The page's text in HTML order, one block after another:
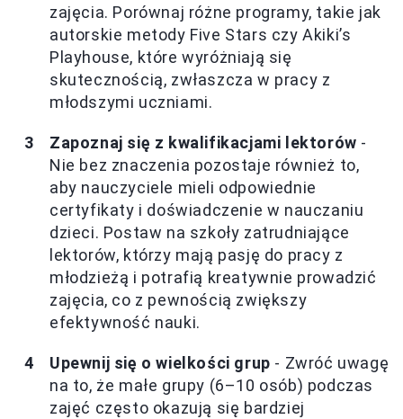
zajęcia. Porównaj różne programy, takie jak
autorskie metody Five Stars czy Akiki’s
Playhouse, które wyróżniają się
skutecznością, zwłaszcza w pracy z
młodszymi uczniami.
Zapoznaj się z kwalifikacjami lektorów -
Nie bez znaczenia pozostaje również to,
aby nauczyciele mieli odpowiednie
certyfikaty i doświadczenie w nauczaniu
dzieci. Postaw na szkoły zatrudniające
lektorów, którzy mają pasję do pracy z
młodzieżą i potrafią kreatywnie prowadzić
zajęcia, co z pewnością zwiększy
efektywność nauki.
Upewnij się o wielkości grup - Zwróć uwagę
na to, że małe grupy (6–10 osób) podczas
zajęć często okazują się bardziej